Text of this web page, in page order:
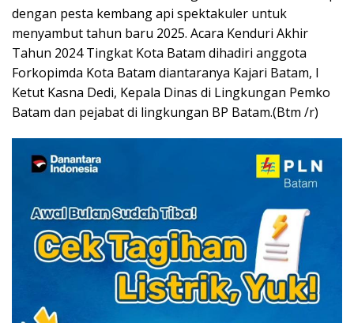
dengan pesta kembang api spektakuler untuk
menyambut tahun baru 2025. Acara Kenduri Akhir
Tahun 2024 Tingkat Kota Batam dihadiri anggota
Forkopimda Kota Batam diantaranya Kajari Batam, I
Ketut Kasna Dedi, Kepala Dinas di Lingkungan Pemko
Batam dan pejabat di lingkungan BP Batam.(Btm /r)